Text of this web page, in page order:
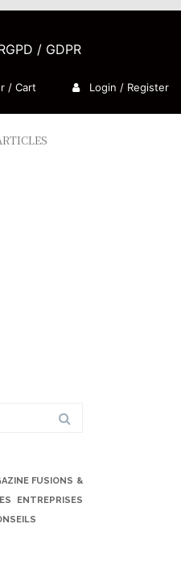
/ GDPR
/ Cart Login / Register
FUSIONS &
ENTREPRISES